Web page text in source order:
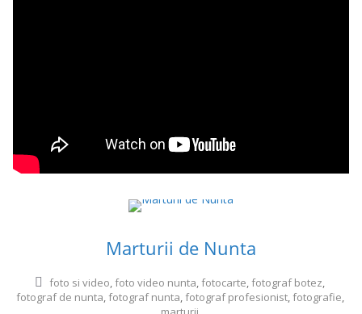
Marturii de Nunta
foto si video,foto video nunta,fotocarte,fotograf botez,
fotograf de nunta,fotograf nunta,fotograf profesionist,fotografie,